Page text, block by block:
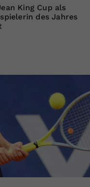
King Cup als
des Jahres